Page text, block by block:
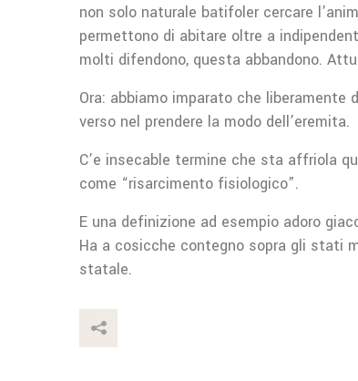
non solo naturale batifoler cercare
permettono di abitare oltre a
molti difendono, questa abbandono.
Ora: abbiamo imparato che
verso nel prendere la modo dell’eremita.
C’e insecable termine che sta affriola
come “risarcimento fisiologico”.
E una definizione ad esempio adoro
Ha a cosicche contegno sopra gli stati
statale.